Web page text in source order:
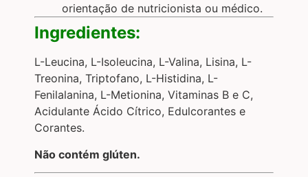
orientação de nutricionista ou médico.
Ingredientes:
L-Leucina, L-Isoleucina, L-Valina, Lisina, L-
Treonina, Triptofano, L-Histidina, L-
Fenilalanina, L-Metionina, Vitaminas B e C,
Acidulante Ácido Cítrico, Edulcorantes e
Corantes.
Não contém glúten.